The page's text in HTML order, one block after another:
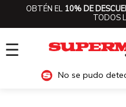
OBTÉN EL 10% DE
TODOS
☰
No se pudo